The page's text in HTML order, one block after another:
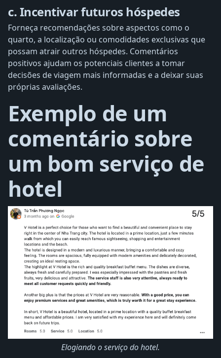
c. Incentivar futuros hóspedes
Forneça recomendações sobre aspectos como o
quarto, a localização ou comodidades exclusivas que
possam atrair outros hóspedes. Comentários
positivos ajudam os potenciais clientes a tomar
decisões de viagem mais informadas e a deixar suas
próprias avaliações.
Exemplo de um
comentário sobre
um bom serviço de
hotel
Elogiando o serviço do hotel.